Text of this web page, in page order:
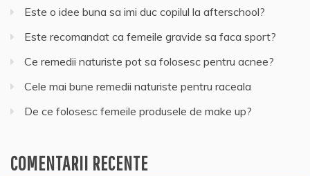
Este o idee buna sa imi duc copilul la afterschool?
Este recomandat ca femeile gravide sa faca sport?
Ce remedii naturiste pot sa folosesc pentru acnee?
Cele mai bune remedii naturiste pentru raceala
De ce folosesc femeile produsele de make up?
COMENTARII RECENTE